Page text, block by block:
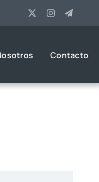
Contacto